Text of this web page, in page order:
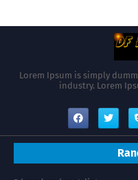
Lorem Ipsum is simply
industry. Lorem